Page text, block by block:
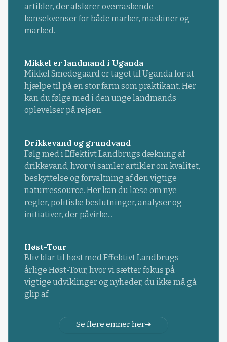
artikler, der afslører overraskende
konsekvenser for både marker, maskiner og
marked.
Mikkel er landmand i Uganda
Mikkel Smedegaard er taget til Uganda for at
hjælpe til på en stor farm som praktikant. Her
kan du følge med i den unge landmands
oplevelser på rejsen.
Drikkevand og grundvand
Følg med i Effektivt Landbrugs dækning af
drikkevand, hvor vi samler artikler om kvalitet,
beskyttelse og forvaltning af den vigtige
naturressource. Her kan du læse om nye
regler, politiske beslutninger, analyser og
initiativer, der påvirke...
Høst-Tour
Bliv klar til høst med Effektivt Landbrugs
årlige Høst-Tour, hvor vi sætter fokus på
vigtige udviklinger og nyheder, du ikke må gå
glip af.
Se flere emner her